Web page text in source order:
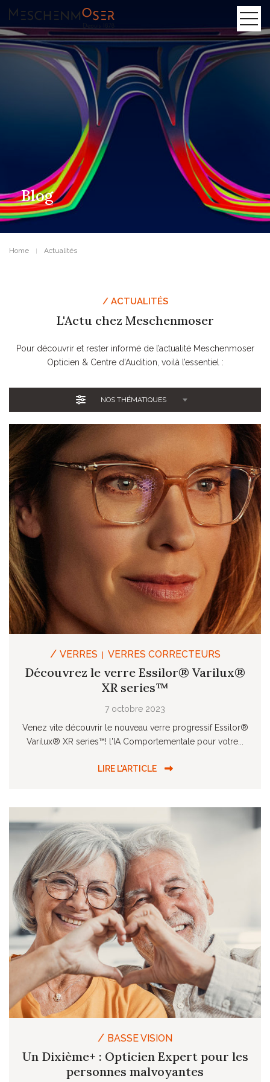
Blog
Home Actualités
/ ACTUALITÉS
L'Actu chez Meschenmoser
Pour découvrir et rester informé de l’actualité Meschenmoser
Opticien & Centre d’Audition, voilà l’essentiel :
NOS THÉMATIQUES
/ VERRES VERRES CORRECTEURS
Découvrez le verre Essilor® Varilux®
XR series™
7 octobre 2023
Venez vite découvrir le nouveau verre progressif Essilor®
Varilux® XR series™! l'IA Comportementale pour votre...
LIRE L'ARTICLE
/ BASSE VISION
Un Dixième+ : Opticien Expert pour les
personnes malvoyantes